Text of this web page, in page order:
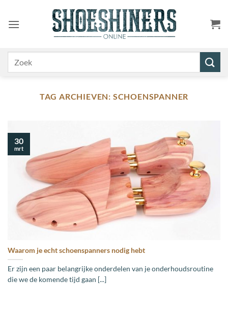
naar
inhoud
TAG ARCHIEVEN: SCHOENSPANNER
Waarom je echt schoenspanners nodig hebt
Er zijn een paar belangrijke onderdelen van je onderhoudsroutine
die we de komende tijd gaan [...]
30
mrt